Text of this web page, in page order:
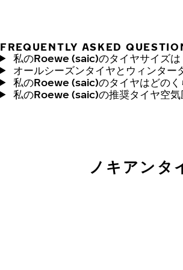
FREQUENTLY ASKED
私のRoewe (saic)のタイヤサイズは
オールシーズンタイヤとウィンター
私のRoewe (saic)のタイヤはどのく
私のRoewe (saic)の推奨タイヤ空気
ノキアンタ